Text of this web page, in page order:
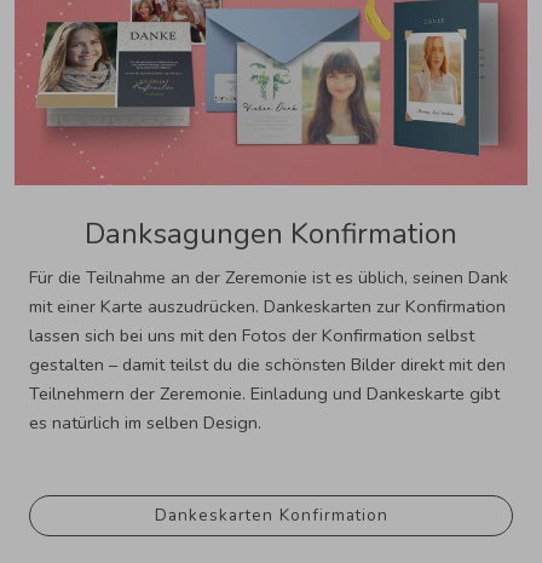
Danksagungen Konfirmation
Für die Teilnahme an der Zeremonie ist es üblich, seinen Dank
mit einer Karte auszudrücken. Dankeskarten zur Konfirmation
lassen sich bei uns mit den Fotos der Konfirmation selbst
gestalten – damit teilst du die schönsten Bilder direkt mit den
Teilnehmern der Zeremonie. Einladung und Dankeskarte gibt
es natürlich im selben Design.
Dankeskarten Konfirmation